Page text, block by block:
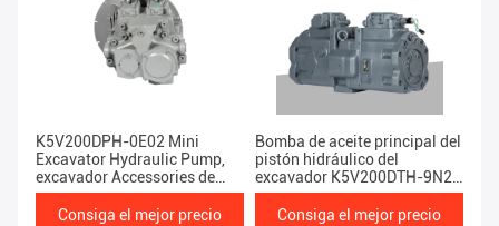
K5V200DPH-0E02 Mini
Excavator Hydraulic Pump,
excavador Accessories de
ZX470-3 Hitachi
Consiga el mejor precio
Bomba de aceite principal del
pistón hidráulico del
excavador K5V200DTH-9N2Y
para EC480D
Consiga el mejor precio